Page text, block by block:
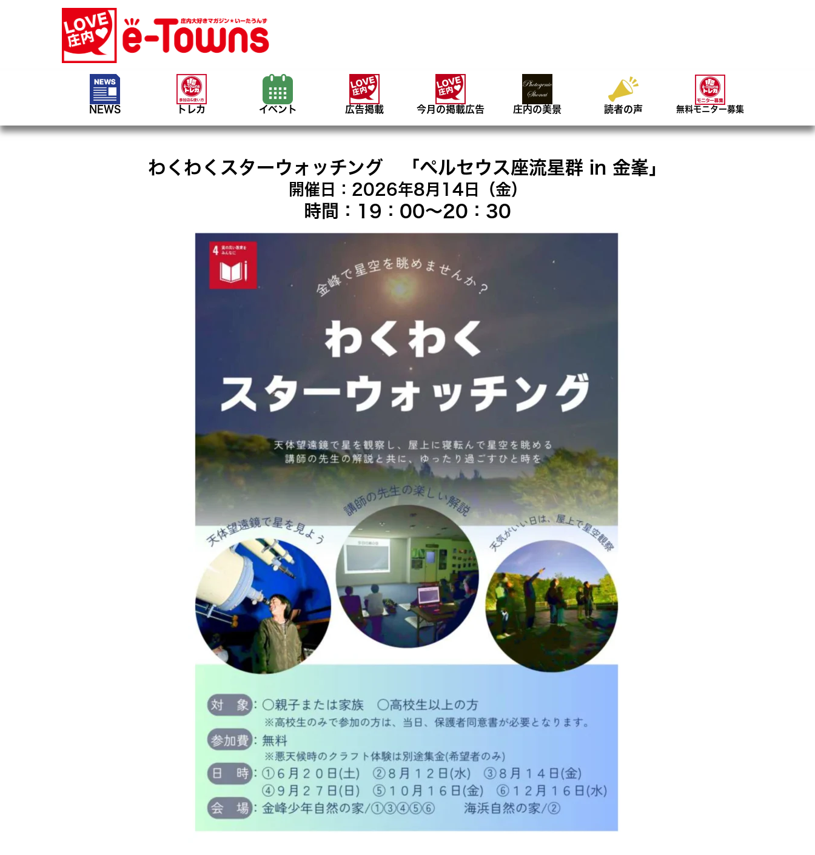
NEWS トレカ イベント 広告掲載 今月の掲載広告 庄内の美景 読者の声 無料モニター募集
わくわくスターウォッチング 「ペルセウス座流星群 in 金峯」
開催日：2026年8月14日（金）
時間：19：00〜20：30